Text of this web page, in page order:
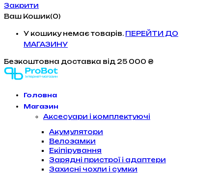
Закрити
Ваш Кошик(0)
У кошику немає товарів. ПЕРЕЙТИ ДО
МАГАЗИНУ
Безкоштовна доставка від 25 000 ₴
Головна
Магазин
Аксесуари і комплектуючі
Акумулятори
Велозамки
Екіпірування
Зарядні пристрої і адаптери
Захисні чохли і сумки